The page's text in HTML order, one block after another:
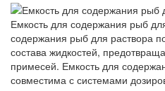
Емкость для содержания рыб
содержания рыб для раствора
состава жидкостей,
примесей. Емкость для
совместима с системами